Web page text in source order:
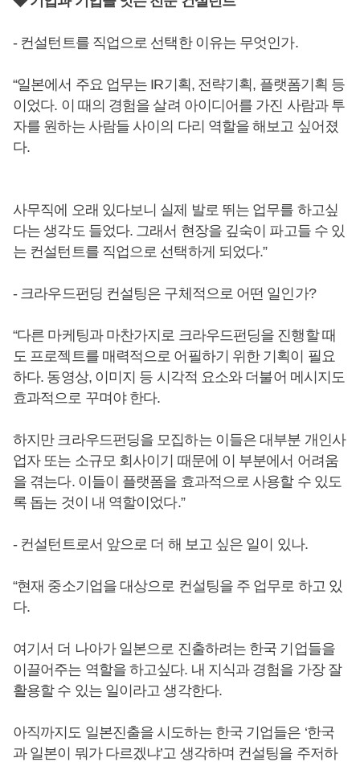
- 컨설턴트를 직업으로 선택한 이유는 무엇인가.
“일본에서 주요 업무는 IR기획, 전략기획, 플랫폼기획 등
이었다. 이 때의 경험을 살려 아이디어를 가진 사람과 투
자를 원하는 사람들 사이의 다리 역할을 해보고 싶어졌
다.
사무직에 오래 있다보니 실제 발로 뛰는 업무를 하고싶
다는 생각도 들었다. 그래서 현장을 깊숙이 파고들 수 있
는 컨설턴트를 직업으로 선택하게 되었다.”
- 크라우드펀딩 컨설팅은 구체적으로 어떤 일인가?
“다른 마케팅과 마찬가지로 크라우드펀딩을 진행할 때
도 프로젝트를 매력적으로 어필하기 위한 기획이 필요
하다. 동영상, 이미지 등 시각적 요소와 더불어 메시지도
효과적으로 꾸며야 한다.
하지만 크라우드펀딩을 모집하는 이들은 대부분 개인사
업자 또는 소규모 회사이기 때문에 이 부분에서 어려움
을 겪는다. 이들이 플랫폼을 효과적으로 사용할 수 있도
록 돕는 것이 내 역할이었다.”
- 컨설턴트로서 앞으로 더 해 보고 싶은 일이 있나.
“현재 중소기업을 대상으로 컨설팅을 주 업무로 하고 있
다.
여기서 더 나아가 일본으로 진출하려는 한국 기업들을
이끌어주는 역할을 하고싶다. 내 지식과 경험을 가장 잘
활용할 수 있는 일이라고 생각한다.
아직까지도 일본진출을 시도하는 한국 기업들은 ‘한국
과 일본이 뭐가 다르겠냐’고 생각하며 컨설팅을 주저하